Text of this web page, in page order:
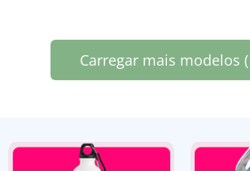
Carregar mais modelos